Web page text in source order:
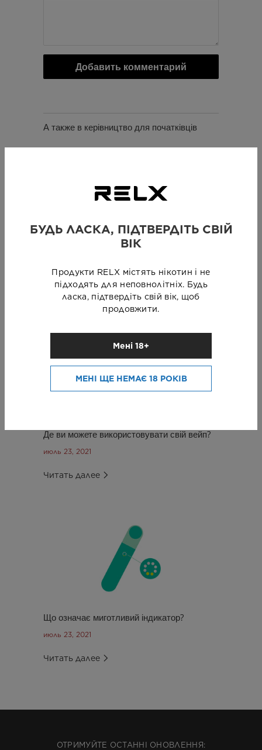
А также в керівництво для початківців
Як користуватися вашим вейпом?
июль 23, 2021
Читать далее
Де ви можете використовувати свій вейп?
июль 23, 2021
Читать далее
Що означає миготливий індикатор?
июль 23, 2021
Читать далее
БУДЬ ЛАСКА, ПІДТВЕРДІТЬ СВІЙ
ВІК
Продукти RELX містять нікотин і не
підходять для неповнолітніх. Будь
ласка, підтвердіть свій вік, щоб
продовжити.
Мені 18+
МЕНІ ЩЕ НЕМАЄ 18 РОКІВ
ОТРИМУЙТЕ ОСТАННІ ОНОВЛЕННЯ: